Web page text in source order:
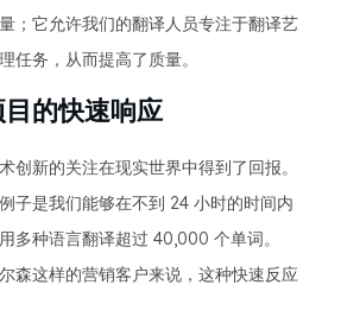
；它允许我们的翻译人员专注于翻译艺
任务，从而提高了质量。
的快速响应
创新的关注在现实世界中得到了回报。
子是我们能够在不到 24 小时的时间内
多种语言翻译超过 40,000 个单词。
森这样的营销客户来说，这种快速反应